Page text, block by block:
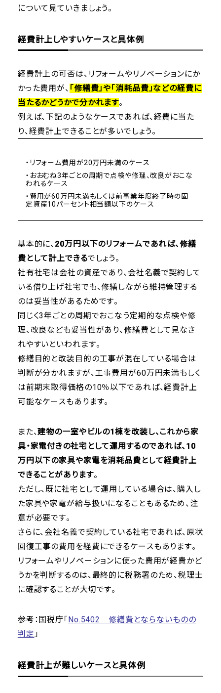
について見ていきましょう。
経費計上しやすいケースと具体例
経費計上の可否は、リフォームやリノベーションにか
かった費用が、 「修繕費」や「消耗品費」などの経費に
当たるかどうかで分かれます。
例えば、下記のようなケースであれば、経費に当た
り、経費計上できることが多いでしょう。
・リフォーム費用が20万円未満のケース
・おおむね3年ごとの周期で点検や修理、改良がおこな
われるケース
・費用が60万円未満もしくは前事業年度終了時の固
定資産10パーセント相当額以下のケース
基本的に、 20万円以下のリフォームであれば、修繕
費として計上できるでしょう。
社有社宅は会社の資産であり、会社名義で契約して
いる借り上げ社宅でも、修繕しながら維持管理する
のは妥当性があるためです。
同じく3年ごとの周期でおこなう定期的な点検や修
理、改良なども妥当性があり、修繕費として見なさ
れやすいといわれます。
修繕目的と改装目的の工事が混在している場合は
判断が分かれますが、工事費用が60万円未満もしく
は前期末取得価格の10％以下であれば、経費計上
可能なケースもあります。
また、建物の一室やビルの1棟を改装し、これから家
具・家電付きの社宅として運用するのであれば、10
万円以下の家具や家電を消耗品費として経費計上
できることがあります。
ただし、既に社宅として運用している場合は、購入し
た家具や家電が給与扱いになることもあるため、注
意が必要です。
さらに、会社名義で契約している社宅であれば、原状
回復工事の費用を経費にできるケースもあります。
リフォームやリノベーションに使った費用が経費かど
うかを判断するのは、最終的に税務署のため、税理士
に確認することが大切です。
参考：国税庁「 No.5402 修繕費とならないものの
判定」
経費計上が難しいケースと具体例